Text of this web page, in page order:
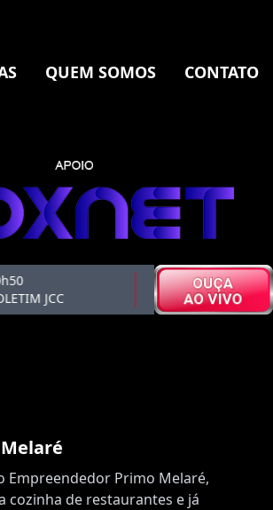
QUEM SOMOS CONTATO
JCC
11h00
CAFÉ CULTURAL 1
Empreendedor Primo Melaré,
cozinha de restaurantes e já